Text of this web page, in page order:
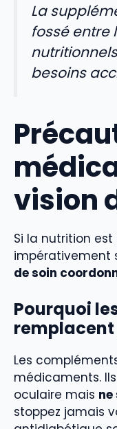
La
fossé entre
besoins
vision
Si la nutrition
impérativement
de soin
Pourquoi
Les
médicaments.
oculaire mais
stoppez jamais